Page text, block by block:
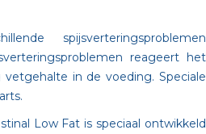
spijsverteringsproblemen
reageert het
in de voeding. Speciale
Low Fat is speciaal ontwikkeld